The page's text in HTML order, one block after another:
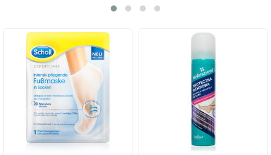
mai astepta! Fa acest cadou minunat pentru tine sau